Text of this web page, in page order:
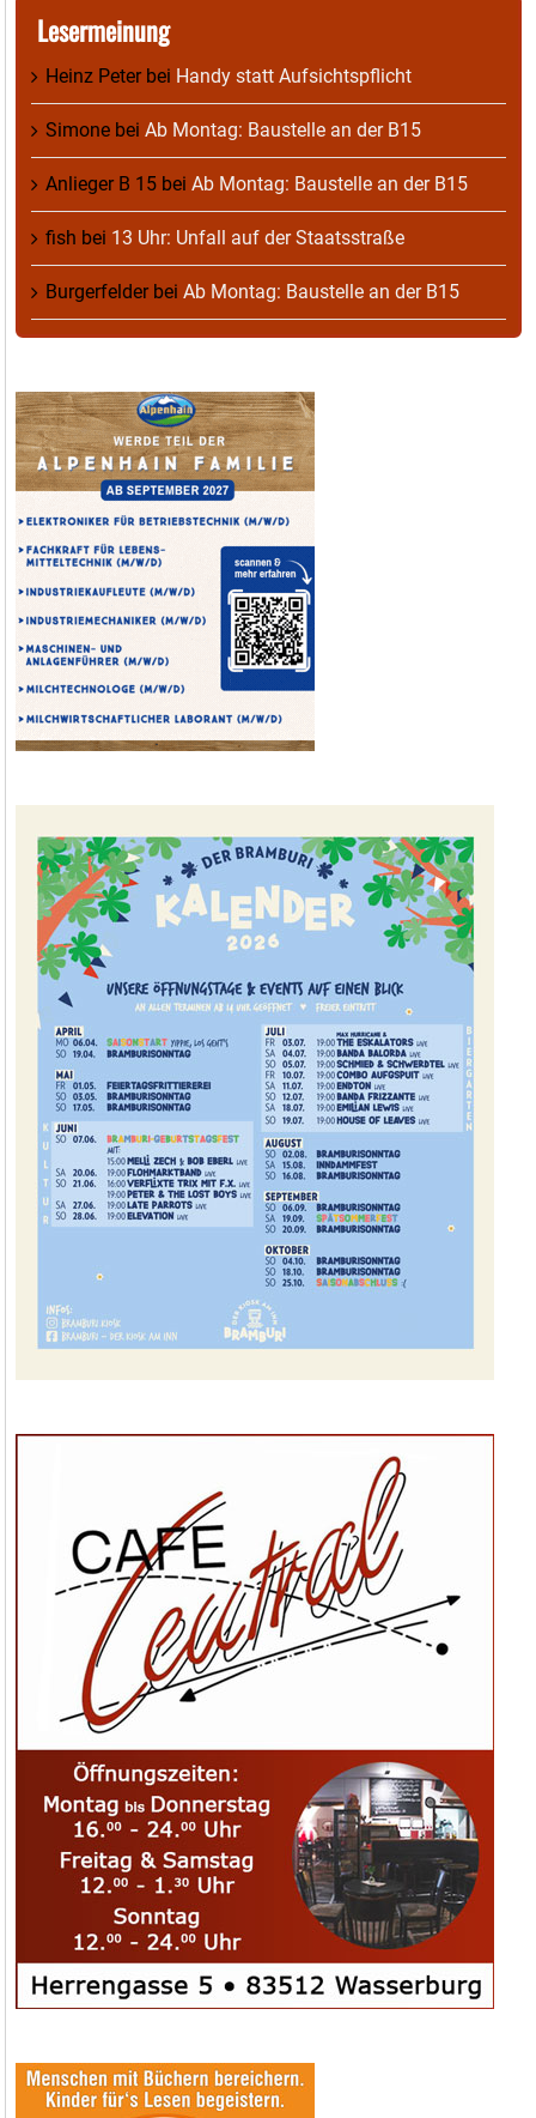
Lesermeinung
Heinz Peterbei Handy statt Aufsichtspflicht
Simone bei Ab Montag: Baustelle an der B15
Anlieger B 15 bei Ab Montag: Baustelle an der B15
fish bei 13 Uhr: Unfall auf der Staatsstraße
Burgerfelderbei Ab Montag: Baustelle an der B15